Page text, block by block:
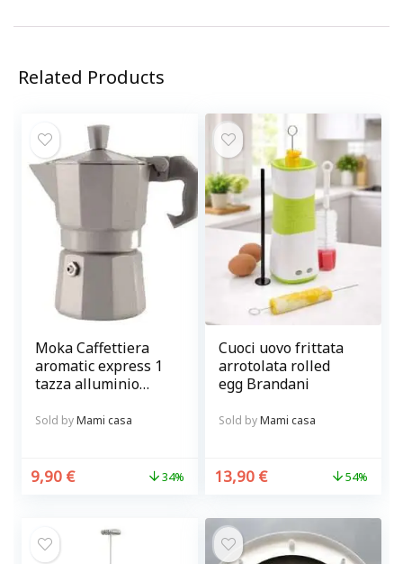
Related Products
Moka Caffettiera
aromatic express 1
tazza alluminio
Sold byMami casa
9,90 € 34%
Cuoci uovo frittata
arrotolata rolled
egg Brandani
Sold byMami casa
13,90 € 54%